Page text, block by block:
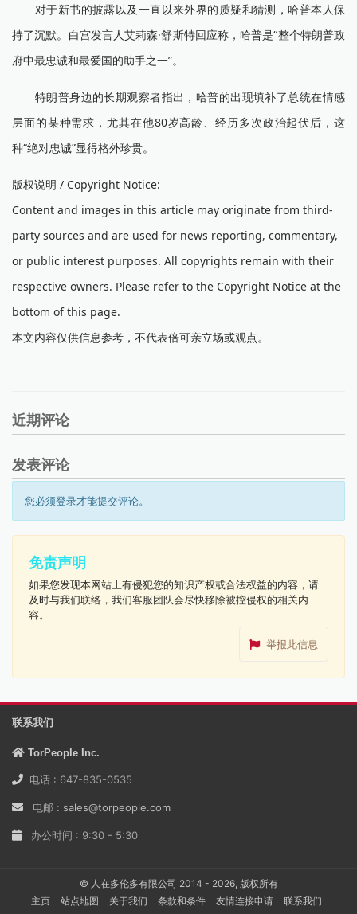
对于新书的披露以及一直以来外界的质疑和猜测，哈普本人保
持了沉默。白宫发言人艾莉森·舒斯特回应称，哈普是“整个特朗普政
府中最忠诚和最爱国的助手之一”。
特朗普身边的长期观察者指出，哈普的出现填补了总统在情感
层面的某种需求，尤其在他80岁高龄、经历多次政治起伏后，这
种“绝对忠诚”显得格外珍贵。
版权说明 / Copyright Notice:
Content and images in this article may originate from third-
party sources and are used for news reporting, commentary,
or public interest purposes. All copyrights remain with their
respective owners. Please refer to the Copyright Notice at the
bottom of this page.
本文内容仅供信息参考，不代表倍可亲立场或观点。
近期评论
发表评论
您必须登录才能提交评论。
免责声明
如果您发现本网站上有侵犯您的知识产权或合法权益的内容，请
及时与我们联络，我们客服团队会尽快移除被控侵权的相关内
容。
举报此信息
联系我们
TorPeople Inc.
电话 : 647-835-0535
电邮 : sales@torpeople.com
办公时间 : 9:30 - 5:30
© 人在多伦多有限公司 2014 - 2026, 版权所有
主页
站点地图 关于我们 条款和条件 友情连接申请 联系我们